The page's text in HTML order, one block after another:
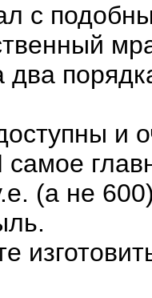
с
и
самое
(а не